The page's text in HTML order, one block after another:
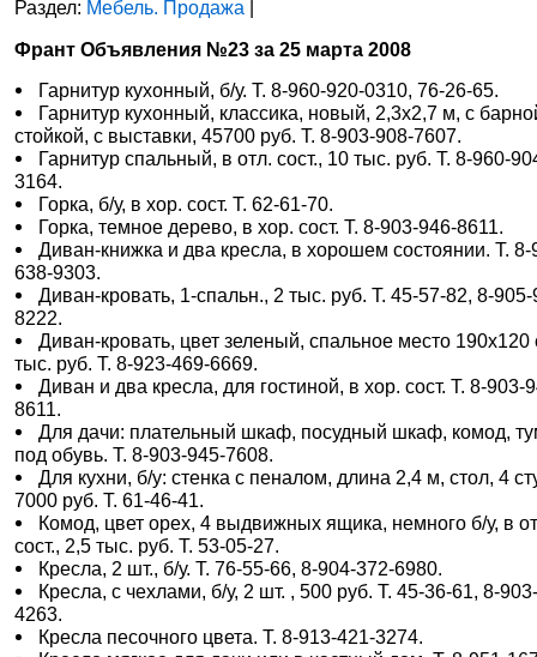
Раздел: Мебель. Продажа |
Франт Объявления №23 за 25 марта 2008
Гарнитур кухонный, б/у. Т. 8-960-920-0310, 76-26-65.
Гарнитур кухонный, классика, новый, 2,3х2,7 м, с
стойкой, с выставки, 45700 руб. Т. 8-903-908-7607.
Гарнитур спальный, в отл. сост., 10 тыс. руб. Т. 8-960-
3164.
Горка, б/у, в хор. сост. Т. 62-61-70.
Горка, темное дерево, в хор. сост. Т. 8-903-946-8611.
Диван-книжка и два кресла, в хорошем состоянии. Т. 8-
638-9303.
Диван-кровать, 1-спальн., 2 тыс. руб. Т. 45-57-82, 8-
8222.
Диван-кровать, цвет зеленый, спальное место 190х120
тыс. руб. Т. 8-923-469-6669.
Диван и два кресла, для гостиной, в хор. сост. Т. 8-903-
8611.
Для дачи: плательный шкаф, посудный шкаф, комод,
под обувь. Т. 8-903-945-7608.
Для кухни, б/у: стенка с пеналом, длина 2,4 м, стол, 4
7000 руб. Т. 61-46-41.
Комод, цвет орех, 4 выдвижных ящика, немного б/у, в
сост., 2,5 тыс. руб. Т. 53-05-27.
Кресла, 2 шт., б/у. Т. 76-55-66, 8-904-372-6980.
Кресла, с чехлами, б/у, 2 шт. , 500 руб. Т. 45-36-61, 8-
4263.
Кресла песочного цвета. Т. 8-913-421-3274.